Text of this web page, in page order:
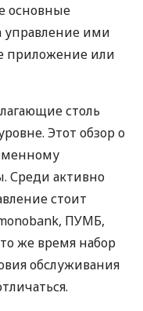
основные
управление ими
приложение или
столь
Этот обзор о
Среди активно
стоит
ПУМБ,
же время набор
обслуживания